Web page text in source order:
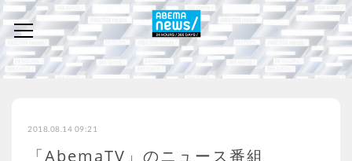
2018.08.14 09:21
「AbemaTV」のニュース番組